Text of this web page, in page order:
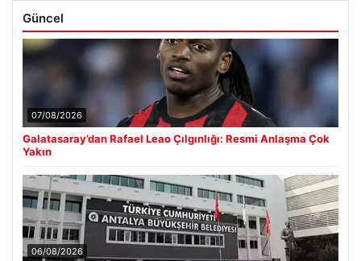
Güncel
07/08/2026
Galatasaray’dan Rafael Leao Çılgınlığı: Resmi Anlaşma Çok
Yakın
06/08/2026